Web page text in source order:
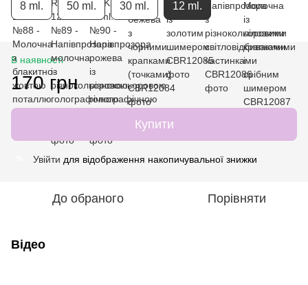
8 ml. 50 ml. 30 ml. 12 ml.
В наявності
170 грн
Купити
Увійти для відображення накопичувальної знижки
До обраного Порівняти
Відео